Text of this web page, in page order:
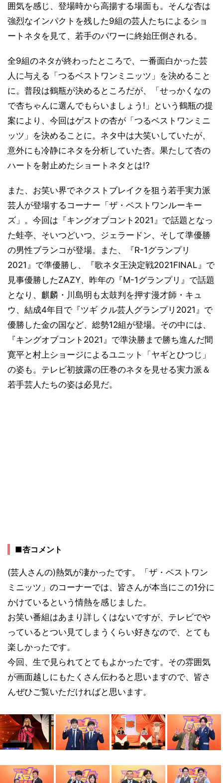
囲気を感じ、登場時から高揚する場面も。そんな杏は
強烈なインパクトを残した9組の芸人たちによるショ
ートネタを見て、若手のパワーに終始圧倒される。
全9組のネタが終わったところで、一番面白かった芸
人に与える「つるベストワンミニッツ」を決めること
に。普段は鶴瓶が決めるところだが、「せっかくなの
で杏ちゃんに選んでもらいましょう!」という鶴瓶の提
案により、今回はゲストの杏が「つるベストワンミニ
ッツ」を決めることに。ネタ中は大笑いしていたが、
意外にも冷静にネタを分析していた杏。果たして杏の
ハートを射止めたショートネタとは!?
また、お笑い界でネクストブレイクを狙う若手実力派
芸人が登場するコーナー「ザ・ベストワンルーキー
ズ」。今回は『キングオブコント2021』で話題となっ
た蛙亭、そいつどいつ、ジェラードン、そして準優勝
の男性ブランコが登場。また、『R-1グランプリ
2021』で準優勝し、『歌ネタ王決定戦2021FINAL』で
見事優勝したZAZY、昨年の『M-1グランプリ』で話題
となり、麒麟・川島明も太鼓判を押す漫才師・キュ
ウ、結成4年目で『ツギ クル芸人グランプリ2021』で
優勝した金の国など、総勢12組が登場。その中には、
『キングオブコント2021』で準決勝まで勝ち進んだ間
寛平と村上ショージによるユニット「ヤギとひつじ」
の姿も。テレビ初披露の圧巻のネタを見せる実力派＆
若手芸人たちの姿は必見だ。
■杏コメント
(芸人さんの)熱気が凄かったです。「ザ・ベストワン
ミニッツ」のコーナーでは、皆さんが本当にこの1分に
かけているという情熱を感じました。
お笑い番組はあまり詳しくはないですが、テレビでや
っているとつい見てしまうくらい好きなので、とても
楽しかったです。
今回、生で見られてとてもよかったです。その雰囲気
が画面越しにもたくさん伝わると思いますので、皆さ
んぜひご覧いただければと思います。